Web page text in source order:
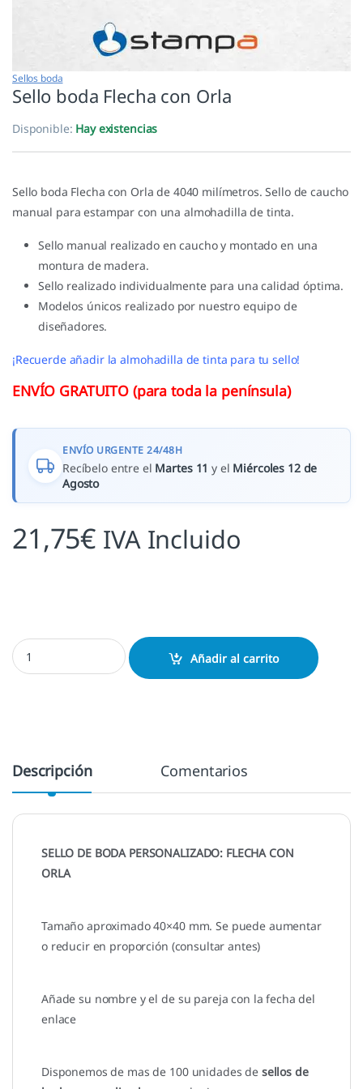
Sellos boda
Sello boda Flecha con Orla
Disponible: Hay existencias
Sello boda Flecha con Orla de 4040 milímetros. Sello de caucho
manual para estampar con una almohadilla de tinta.
Sello manual realizado en caucho y montado en una
montura de madera.
Sello realizado individualmente para una calidad óptima.
Modelos únicos realizado por nuestro equipo de
diseñadores.
¡Recuerde añadir la almohadilla de tinta para tu sello!
ENVÍO GRATUITO (para toda la península)
ENVÍO URGENTE 24/48H
Recíbelo entre el Martes 11 y el Miércoles 12 de
Agosto
21,75€ IVA Incluido
Sello boda Flecha con Orla cantidad
Añadir al carrito
Descripción Comentarios
SELLO DE BODA PERSONALIZADO: FLECHA CON
ORLA
Tamaño aproximado 40×40 mm. Se puede aumentar
o reducir en proporción (consultar antes)
Añade su nombre y el de su pareja con la fecha del
enlace
Disponemos de mas de 100 unidades de sellos de